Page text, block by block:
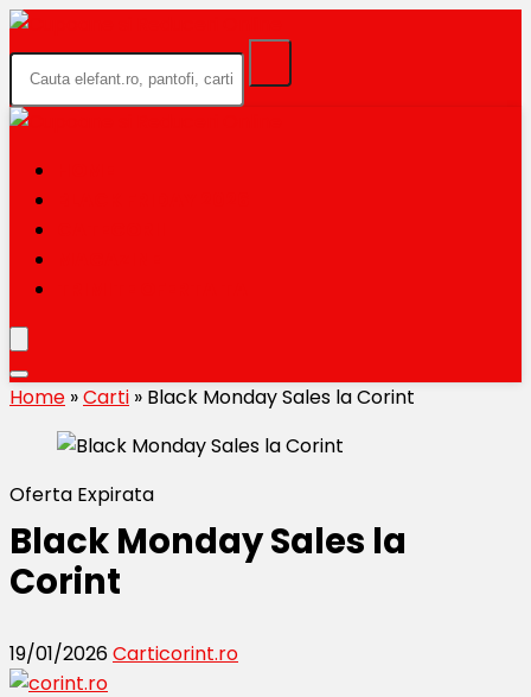
Home »Carti » Black Monday Sales la Corint
Oferta Expirata
Black Monday Sales la
Corint
19/01/2026Carticorint.ro